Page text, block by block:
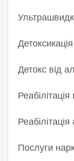
Детокс від
Послуги